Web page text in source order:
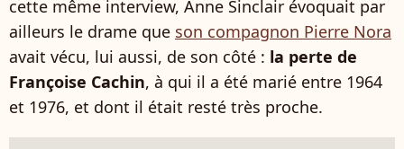
cette même interview, Anne Sinclair évoquait par
ailleurs le drame que son compagnon Pierre Nora
avait vécu, lui aussi, de son côté : la perte de
Françoise Cachin, à qui il a été marié entre 1964
et 1976, et dont il était resté très proche.